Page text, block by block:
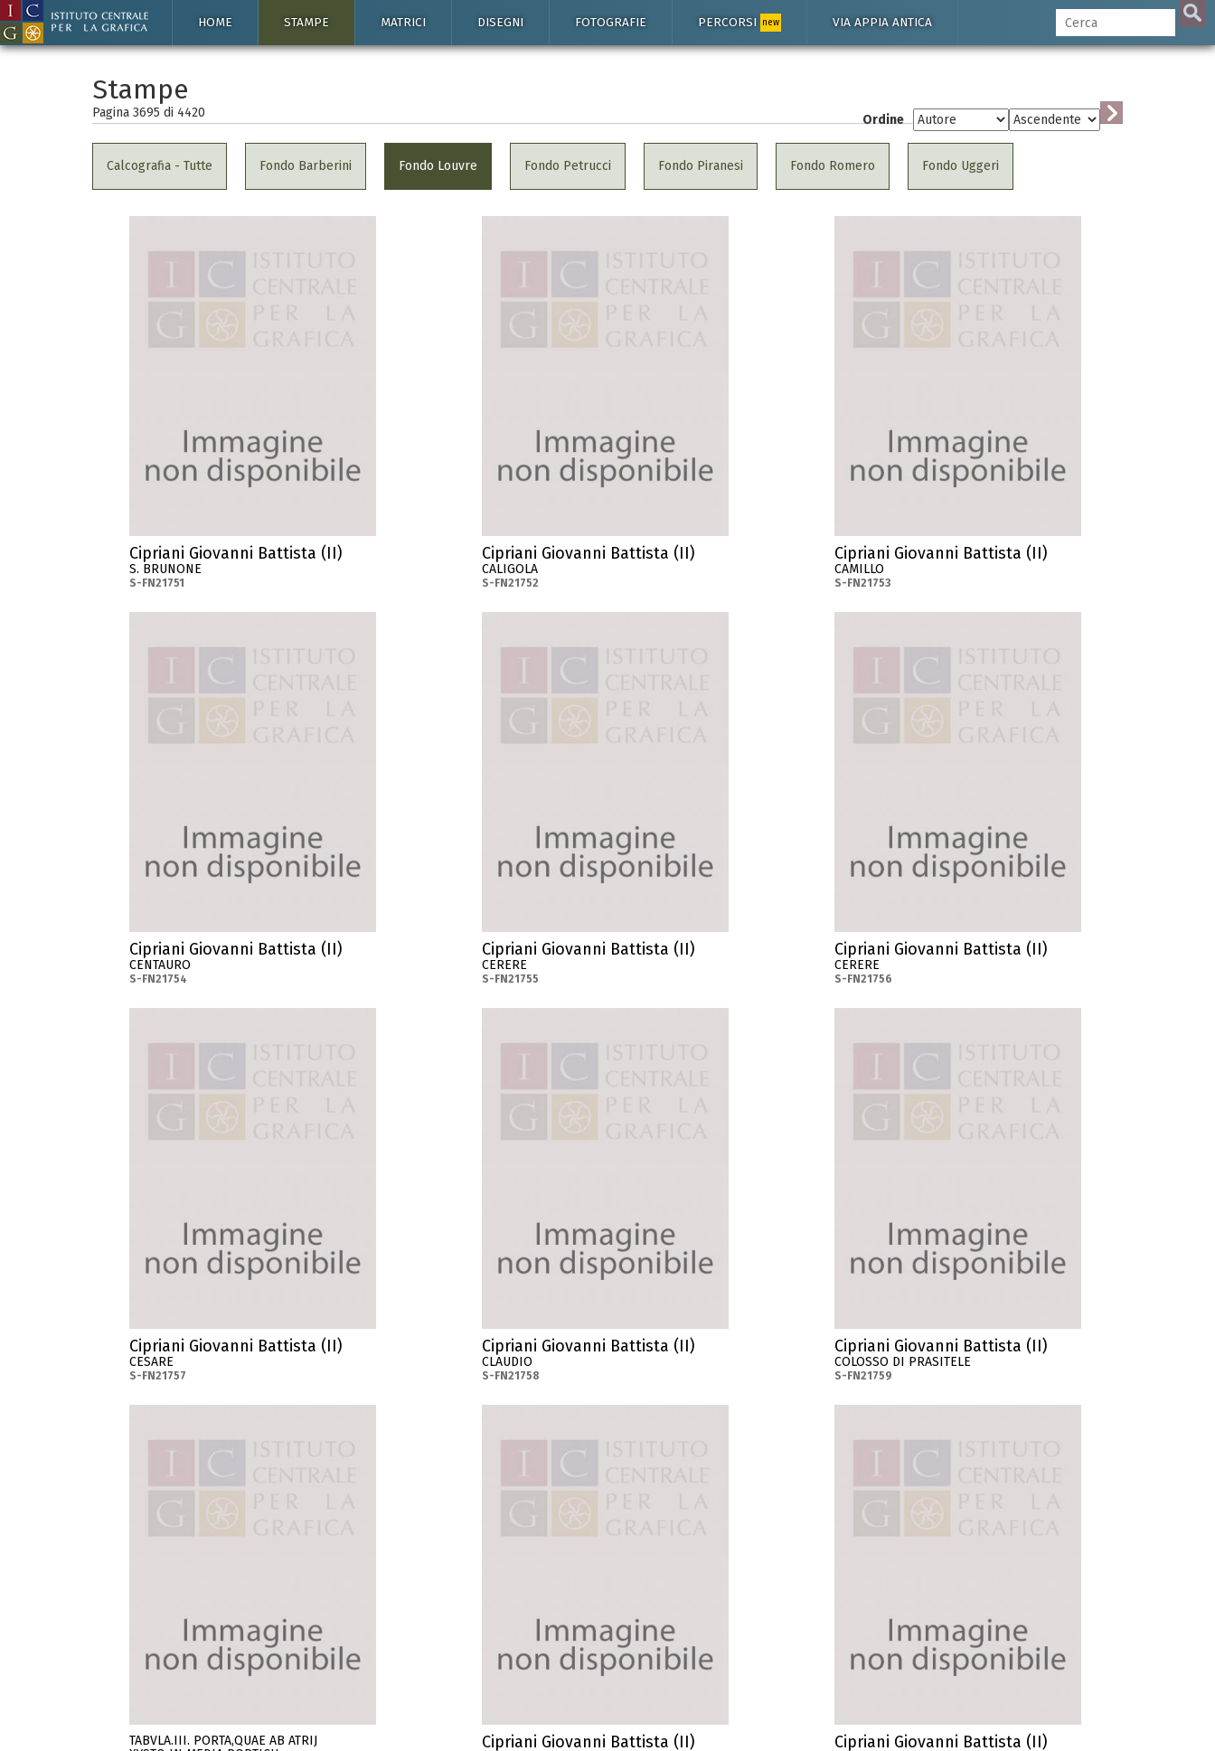
HOME STAMPE MATRICI DISEGNI FOTOGRAFIE PERCORSI new VIA APPIA ANTICA
Stampe
Pagina 3695 di 4420 Ordine
Calcografia - Tutte Fondo Barberini Fondo Louvre Fondo Petrucci Fondo Piranesi Fondo Romero Fondo Uggeri
Cipriani Giovanni Battista (II)
S. BRUNONE
S-FN21751
Cipriani Giovanni Battista (II)
CALIGOLA
S-FN21752
Cipriani Giovanni Battista (II)
CAMILLO
S-FN21753
Cipriani Giovanni Battista (II)
CENTAURO
S-FN21754
Cipriani Giovanni Battista (II)
CERERE
S-FN21755
Cipriani Giovanni Battista (II)
CERERE
S-FN21756
Cipriani Giovanni Battista (II)
CESARE
S-FN21757
Cipriani Giovanni Battista (II)
CLAUDIO
S-FN21758
Cipriani Giovanni Battista (II)
COLOSSO DI PRASITELE
S-FN21759
TABVLA.III. PORTA,QUAE AB ATRIJ
Cipriani Giovanni Battista (II) Cipriani Giovanni Battista (II)